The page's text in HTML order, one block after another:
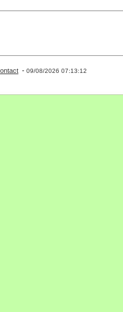
- 09/08/2026 07:13:12